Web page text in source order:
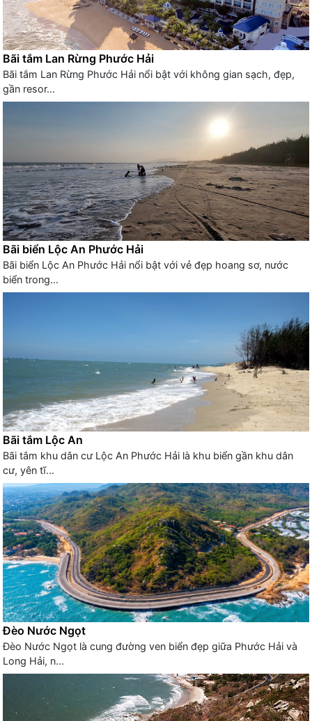
Bãi tắm Lan Rừng Phước Hải
Bãi tắm Lan Rừng Phước Hải nổi bật với không gian sạch, đẹp,
gần resor...
Bãi biển Lộc An Phước Hải
Bãi biển Lộc An Phước Hải nổi bật với vẻ đẹp hoang sơ, nước
biển trong...
Bãi tắm Lộc An
Bãi tắm khu dân cư Lộc An Phước Hải là khu biển gần khu dân
cư, yên tĩ...
Đèo Nước Ngọt
Đèo Nước Ngọt là cung đường ven biển đẹp giữa Phước Hải và
Long Hải, n...